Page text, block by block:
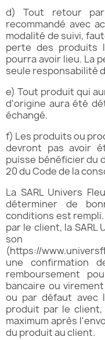
d) Tout retour
recommandé avec
modalité de suivi,
perte des produits
pourra avoir lieu. La
seule responsabilité
e) Tout produit qui
d'origine aura été
échangé.
f) Les produits ou
devront pas avoir
puisse bénéficier du
20 du Code de la
La SARL Univers
déterminer de
conditions est
par le client, la SARL
(https://
une confirmation
remboursement
bancaire ou
ou par défaut avec
produit par le
maximum après
du produit au client.